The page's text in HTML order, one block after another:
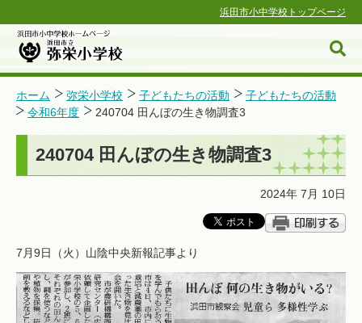
浜田市小中学校トップページ
浜田市小中学校ホームページ
ホーム 弥栄小学校 子どもたちの活動
子どもたちの活動
令和6年度
240704 田んぼの生き物調査3
240704 田んぼの生き物調査3
2024年 7月 10日
7月9日（火）山陰中央新報記事より